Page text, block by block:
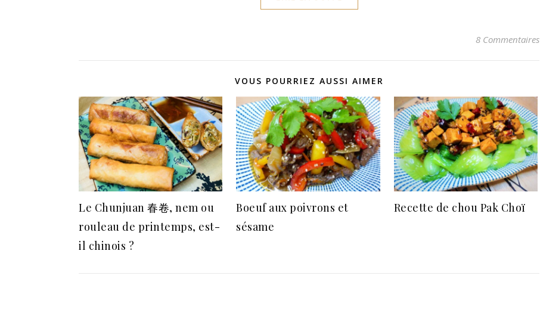
8 Commentaires
VOUS POURRIEZ AUSSI AIMER
Le Chunjuan 春卷, nem ou
rouleau de printemps, est-
il chinois ?
Boeuf aux poivrons et
sésame
Recette de chou Pak Choï